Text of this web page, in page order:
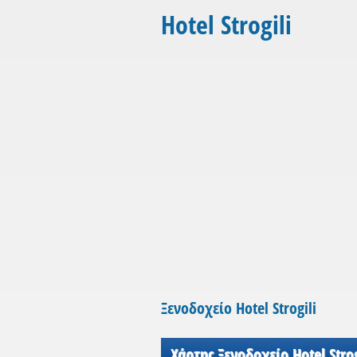
Hotel Strogili
Ξενοδοχείο Hotel Strogili